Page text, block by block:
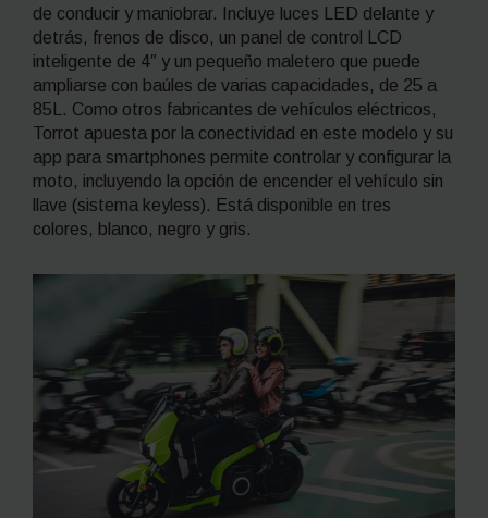
de conducir y maniobrar. Incluye luces LED delante y
detrás, frenos de disco, un panel de control LCD
inteligente de 4″ y un pequeño maletero que puede
ampliarse con baúles de varias capacidades, de 25 a
85L. Como otros fabricantes de vehículos eléctricos,
Torrot apuesta por la conectividad en este modelo y su
app para smartphones permite controlar y configurar la
moto, incluyendo la opción de encender el vehículo sin
llave (sistema keyless). Está disponible en tres
colores, blanco, negro y gris.